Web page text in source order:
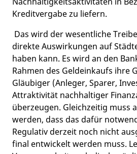
Kreditvergabe zu liefern.
Das wird der wesentliche
direkte Auswirkungen auf
haben kann. Es wird an den
Rahmen des Geldeinkaufs ihre
Gläubiger (Anleger, Sparer,
Attraktivität nachhaltiger
überzeugen. Gleichzeitig muss
werden, dass das dafür
Regulativ derzeit noch nicht
final entwickelt werden muss.